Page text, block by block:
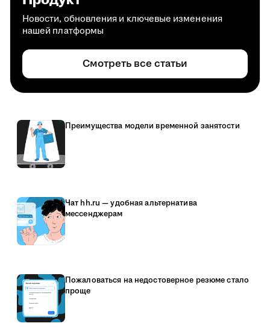
Новости, обновления и ключевые изменения
нашей платформы
Смотреть все статьи
Преимущества модели временной занятости
Чат hh.ru — удобная альтернатива
мессенджерам
Пожаловаться на недостоверное резюме стало
проще